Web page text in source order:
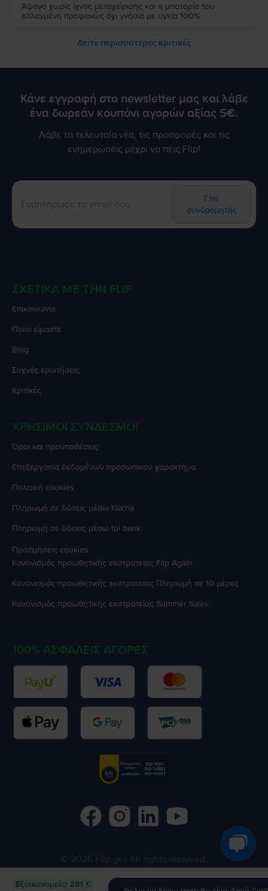
Εξοικονομείς: 281 €
Άψογο χωρίς ίχνος μεταχείρισης και η μπαταρία του
αλλαγμένη προφανώς όχι γνήσια με υγεία 100%
Δείτε περισσότερες κριτικές
Κάνε εγγραφή στο newsletter μας και λάβε
ένα δωρεάν κουπόνι αγορών αξίας 5€.
Λάβε τα τελευταία νέα, τις προσφορές και τις
ενημερώσεις μέχρι να πεις Flip!
Γίνε
συνδρομητής
ΣΧΕΤΙΚΆ ΜΕ ΤΗΝ FLIP
Επικοινωνία
Ποιοι είμαστε
Blog
Συχνές ερωτήσεις
Κριτικές
ΧΡΉΣΙΜΟΙ ΣΎΝΔΕΣΜΟΙ
Όροι και προϋποθέσεις
Επεξεργασία δεδομένων προσωπικού χαρακτήρα
Πολιτική cookies
Πληρωμή σε δόσεις μέσω Klarna
Πληρωμή σε δόσεις μέσω tbi bank
Προτιμήσεις cookies
Κανονισμός προωθητικής εκστρατείας Flip Again
Κανονισμός προωθητικής εκστρατείας Πληρωμή σε 10 μέρες
Κανονισμός προωθητικής εκστρατείας Summer Sales
100% ΑΣΦΑΛΕΊΣ ΑΓΟΡΈΣ